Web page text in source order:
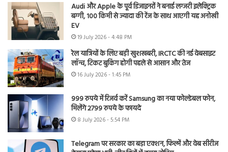
Audi और Apple के पूर्व डिजाइनरों ने बनाई लग्जरी इलेक्ट्रिक
बग्गी, 100 किमी से ज्यादा की रेंज के साथ आएगी यह अनोखी
EV
19 July 2026 - 4:48 PM
रेल यात्रियों के लिए बड़ी खुशखबरी, IRCTC की नई वेबसाइट
लॉन्च, टिकट बुकिंग होगी पहले से आसान और तेज
16 July 2026 - 1:45 PM
999 रुपये में रिजर्व करें Samsung का नया फोल्डेबल फोन,
मिलेंगे 2799 रुपये के फायदे
8 July 2026 - 5:54 PM
Telegram पर सरकार का बड़ा एक्शन, फिल्में और वेब सीरीज